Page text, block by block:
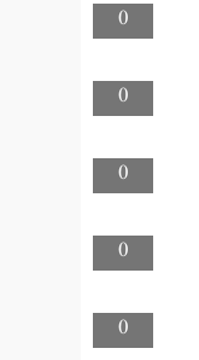
0
0
0
0
0